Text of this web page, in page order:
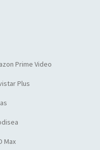
Prime Video
Plus
Max